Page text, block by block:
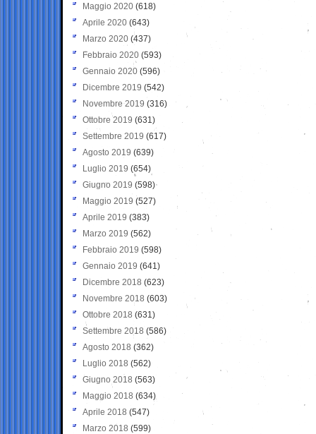
Maggio 2020 (618)
Aprile 2020 (643)
Marzo 2020 (437)
Febbraio 2020 (593)
Gennaio 2020 (596)
Dicembre 2019 (542)
Novembre 2019 (316)
Ottobre 2019 (631)
Settembre 2019 (617)
Agosto 2019 (639)
Luglio 2019 (654)
Giugno 2019 (598)
Maggio 2019 (527)
Aprile 2019 (383)
Marzo 2019 (562)
Febbraio 2019 (598)
Gennaio 2019 (641)
Dicembre 2018 (623)
Novembre 2018 (603)
Ottobre 2018 (631)
Settembre 2018 (586)
Agosto 2018 (362)
Luglio 2018 (562)
Giugno 2018 (563)
Maggio 2018 (634)
Aprile 2018 (547)
Marzo 2018 (599)